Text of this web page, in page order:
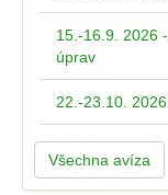
15.-16.9. 2026
úprav
22.-23.10.
Všechna avíza